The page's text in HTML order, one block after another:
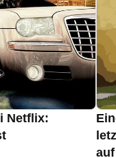
Netflix: